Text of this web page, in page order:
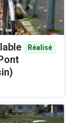
Réalisé